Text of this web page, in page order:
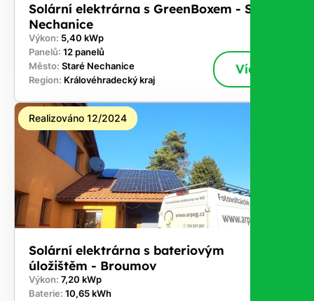
Solární elektrárna s GreenBoxem - Staré
Nechanice
Výkon: 5,40 kWp
Panelů: 12 panelů
Město: Staré Nechanice
Region: Královéhradecký kraj
Více
Realizováno 12/2024
Solární elektrárna s bateriovým
úložištěm - Broumov
Výkon: 7,20 kWp
Baterie: 10,65 kWh